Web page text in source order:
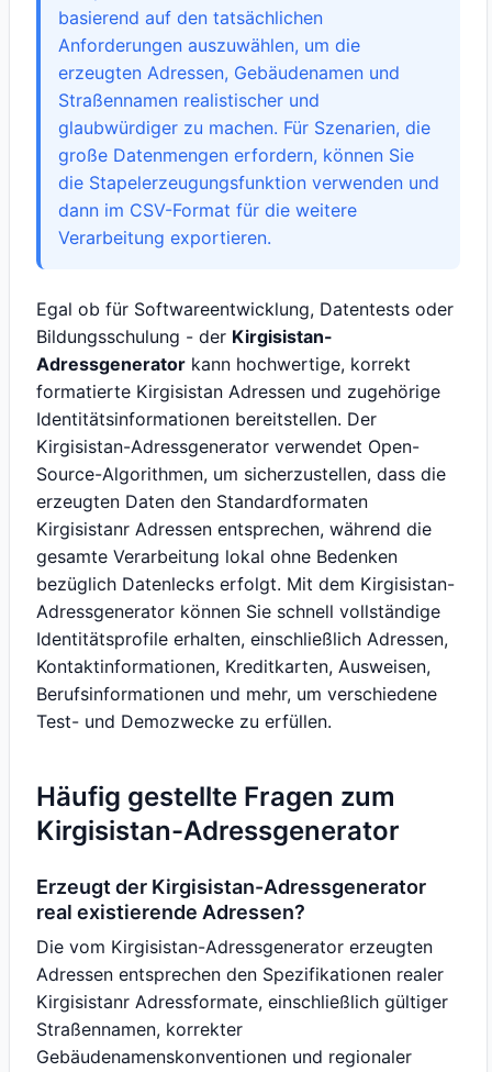
basierend auf den tatsächlichen
Anforderungen auszuwählen, um die
erzeugten Adressen, Gebäudenamen und
Straßennamen realistischer und
glaubwürdiger zu machen. Für Szenarien, die
große Datenmengen erfordern, können Sie
die Stapelerzeugungsfunktion verwenden und
dann im CSV-Format für die weitere
Verarbeitung exportieren.
Egal ob für Softwareentwicklung, Datentests oder
Bildungsschulung - der Kirgisistan-
Adressgenerator kann hochwertige, korrekt
formatierte Kirgisistan Adressen und zugehörige
Identitätsinformationen bereitstellen. Der
Kirgisistan-Adressgenerator verwendet Open-
Source-Algorithmen, um sicherzustellen, dass die
erzeugten Daten den Standardformaten
Kirgisistanr Adressen entsprechen, während die
gesamte Verarbeitung lokal ohne Bedenken
bezüglich Datenlecks erfolgt. Mit dem Kirgisistan-
Adressgenerator können Sie schnell vollständige
Identitätsprofile erhalten, einschließlich Adressen,
Kontaktinformationen, Kreditkarten, Ausweisen,
Berufsinformationen und mehr, um verschiedene
Test- und Demozwecke zu erfüllen.
Häufig gestellte Fragen zum
Kirgisistan-Adressgenerator
Erzeugt der Kirgisistan-Adressgenerator
real existierende Adressen?
Die vom Kirgisistan-Adressgenerator erzeugten
Adressen entsprechen den Spezifikationen realer
Kirgisistanr Adressformate, einschließlich gültiger
Straßennamen, korrekter
Gebäudenamenskonventionen und regionaler